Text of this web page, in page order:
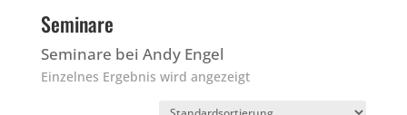
Seminare
Seminare bei Andy Engel
Einzelnes Ergebnis wird angezeigt